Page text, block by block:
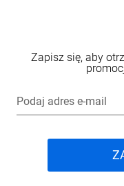
Zapisz się, aby
Podaj adres e-mail